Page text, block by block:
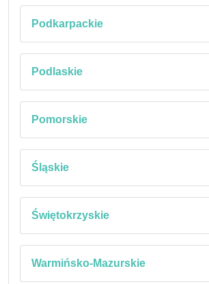
Podkarpackie
Podlaskie
Pomorskie
Śląskie
Świętokrzyskie
Warmińsko-Mazurskie